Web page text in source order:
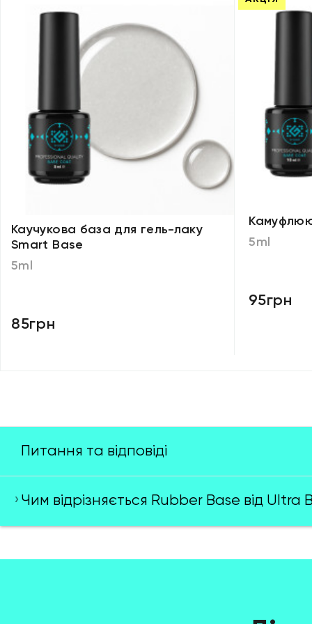
Каучукова база для гель-лаку
Smart Base
5ml
85грн
5ml
95грн
Питання та відповіді
Чим відрізняється Rubber Base від Ultra